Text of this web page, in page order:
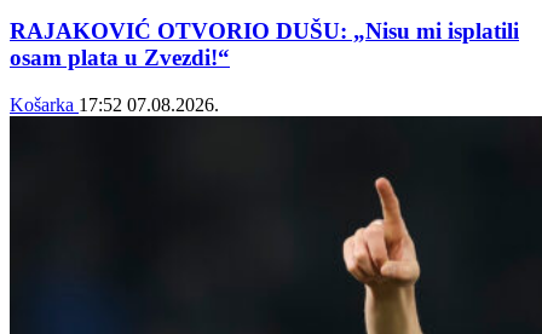
RAJAKOVIĆ OTVORIO DUŠU: „Nisu mi isplatili
osam plata u Zvezdi!“
Košarka 17:52 07.08.2026.